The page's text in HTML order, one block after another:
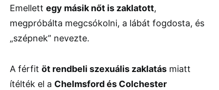
Emellett egy másik nőt is zaklatott,
megpróbálta megcsókolni, a lábát fogdosta, és
„szépnek” nevezte.
A férfit öt rendbeli szexuális zaklatás miatt
ítélték el a Chelmsford és Colchester